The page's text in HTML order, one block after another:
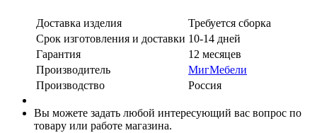
Доставка изделия
Требуется сборка
Срок изготовления и доставки 10-14 дней
Гарантия
12 месяцев
Производитель
МигМебели
Производство
Россия
Вы можете задать любой интересующий вас вопрос по
товару или работе магазина.